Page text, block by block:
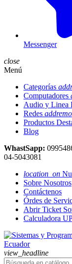
Messenger
close
Menú
Categorías add
Computadores
Audio y Linea
Redes add
Productos
Blog
WhastSapp:
04-5043081
location_on
Sobre Nosotros
Contáctenos
Órdes de
Abrir Ticket
Calculadora
view_headline